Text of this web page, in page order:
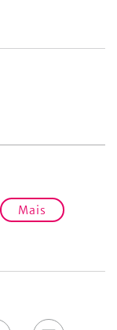
Mais